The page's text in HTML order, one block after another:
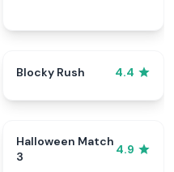
Blocky Rush 4.4
Halloween Match
3
4.9